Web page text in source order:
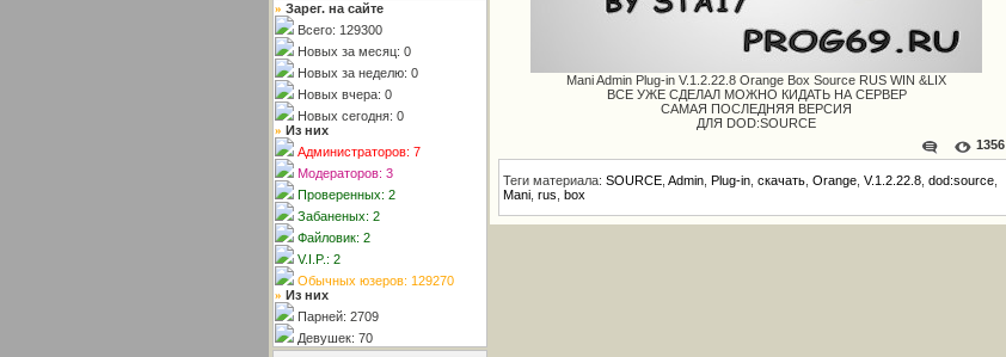
» Зарег. на сайте
Всего: 129300
Новых за месяц: 0
Новых за неделю: 0
Новых вчера: 0
Новых сегодня: 0
» Из них
Администраторов: 7
Модераторов: 3
Проверенных: 2
Забаненых: 2
Файловик: 2
V.I.P.: 2
Обычных юзеров: 129270
» Из них
Парней: 2709
Девушек: 70
Mani Admin Plug-in V.1.2.22.8 Orange Box Source RUS WIN &LIX
ВСЕ УЖЕ СДЕЛАЛ МОЖНО КИДАТЬ НА СЕРВЕР
САМАЯ ПОСЛЕДНЯЯ ВЕРСИЯ
ДЛЯ DOD:SOURCE
1356
Теги материала: SOURCE, Admin, Plug-in, скачать, Orange, V.1.2.22.8, dod:source,
Mani, rus box